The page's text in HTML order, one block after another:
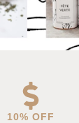
10% OFF